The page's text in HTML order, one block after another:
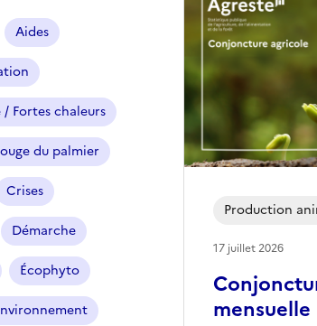
Aides
Fortes chaleurs
du palmier
Crises
Démarche
Écophyto
mensuelle
Production
17 juillet 2026